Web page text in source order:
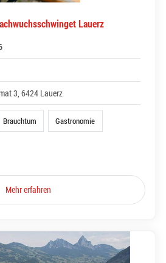
Lauerz
3, 6424 Lauerz
Brauchtum Gastronomie
Mehr erfahren